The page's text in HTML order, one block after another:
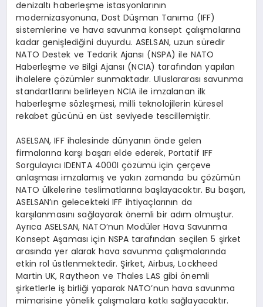
denizaltı haberleşme istasyonlarının
modernizasyonuna, Dost Düşman Tanıma (IFF)
sistemlerine ve hava savunma konsept çalışmalarına
kadar genişlediğini duyurdu. ASELSAN, uzun süredir
NATO Destek ve Tedarik Ajansı (NSPA) ile NATO
Haberleşme ve Bilgi Ajansı (NCIA) tarafından yapılan
ihalelere çözümler sunmaktadır. Uluslararası savunma
standartlarını belirleyen NCIA ile imzalanan ilk
haberleşme sözleşmesi, milli teknolojilerin küresel
rekabet gücünü en üst seviyede tescillemiştir.
ASELSAN, IFF ihalesinde dünyanın önde gelen
firmalarına karşı başarı elde ederek, Portatif IFF
Sorgulayıcı IDENTA 4000I çözümü için çerçeve
anlaşması imzalamış ve yakın zamanda bu çözümün
NATO ülkelerine teslimatlarına başlayacaktır. Bu başarı,
ASELSAN’ın gelecekteki IFF ihtiyaçlarının da
karşılanmasını sağlayarak önemli bir adım olmuştur.
Ayrıca ASELSAN, NATO’nun Modüler Hava Savunma
Konsept Aşaması için NSPA tarafından seçilen 5 şirket
arasında yer alarak hava savunma çalışmalarında
etkin rol üstlenmektedir. Şirket, Airbus, Lockheed
Martin UK, Raytheon ve Thales LAS gibi önemli
şirketlerle iş birliği yaparak NATO’nun hava savunma
mimarisine yönelik çalışmalara katkı sağlayacaktır.